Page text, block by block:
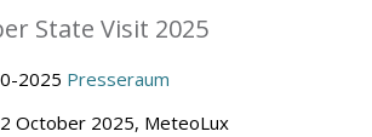
State Visit 2025
2025 Presseraum
October 2025, MeteoLux